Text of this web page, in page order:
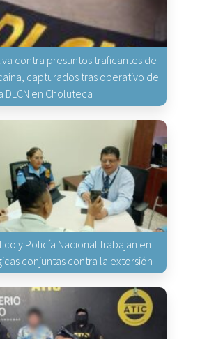
contra presuntos traficantes de
capturados tras operativo de
DLCN en Choluteca
y Policía Nacional trabajan en
conjuntas contra la extorsión